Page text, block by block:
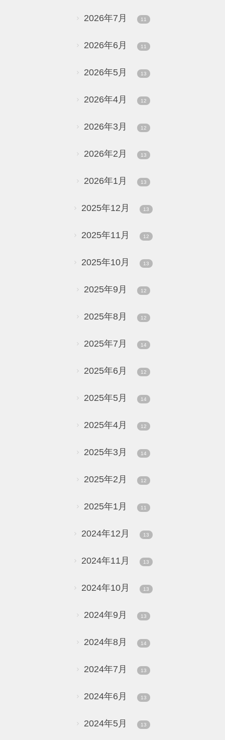
2026年7月 11
2026年6月 11
2026年5月 13
2026年4月 12
2026年3月 12
2026年2月 13
2026年1月 13
2025年12月 13
2025年11月 12
2025年10月 13
2025年9月 12
2025年8月 12
2025年7月 14
2025年6月 12
2025年5月 14
2025年4月 12
2025年3月 14
2025年2月 12
2025年1月 11
2024年12月 13
2024年11月 13
2024年10月 13
2024年9月 13
2024年8月 14
2024年7月 13
2024年6月 13
2024年5月 13